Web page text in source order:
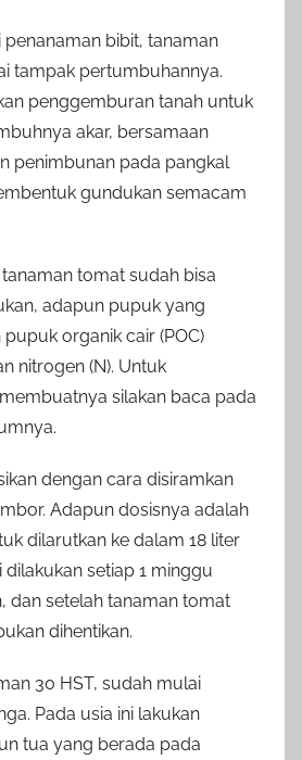
penanaman bibit, tanaman
tampak pertumbuhannya.
penggemburan tanah untuk
akar, bersamaan
penimbunan pada pangkal
gundukan semacam
tomat sudah bisa
adapun pupuk yang
organik cair (POC)
nitrogen (N). Untuk
silakan baca pada
dengan cara disiramkan
Adapun dosisnya adalah
dilarutkan ke dalam 18 liter
dilakukan setiap 1 minggu
dan setelah tanaman tomat
dihentikan.
30 HST, sudah mulai
Pada usia ini lakukan
tua yang berada pada